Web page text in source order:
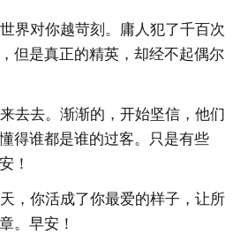
界对你越苛刻。庸人犯了千百次
但是真正的精英，却经不起偶尔
去去。渐渐的，开始坚信，他们
得谁都是谁的过客。只是有些
！
，你活成了你最爱的样子，让所
。早安！